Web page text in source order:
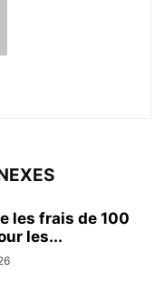
les frais de 100
les...